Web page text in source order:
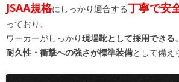
JSAA規格にしっかり適合する丁寧で安
っており、
ワーカーがしっかり現場靴として採用できる、
耐久性・衝撃への強さが標準装備として備え